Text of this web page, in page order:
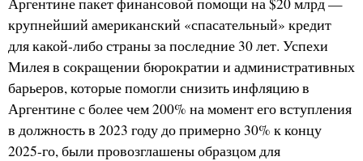
крупнейший американский «спасательный» кредит
для какой-либо страны за последние 30 лет. Успехи
Милея в сокращении бюрократии и административных
барьеров, которые помогли снизить инфляцию в
Аргентине с более чем 200% на момент его вступления
в должность в 2023 году до примерно 30% к концу
2025-го, были провозглашены образцом для